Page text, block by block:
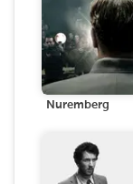
Nuremberg